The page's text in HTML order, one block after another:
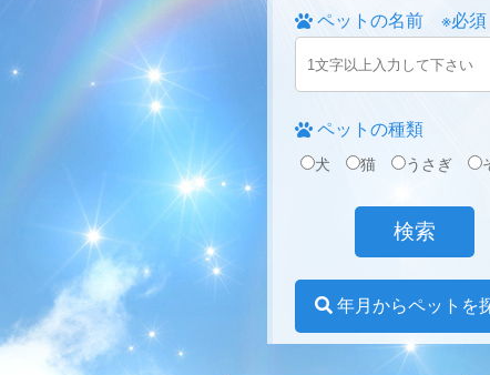
ペットの名前 ※必須
ペットの種類
犬 猫 うさぎ
年月からペットを